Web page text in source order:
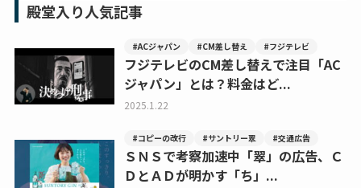
殿堂入り人気記事
#ACジャパン #CM差し替え #フジテレビ
フジテレビのCM差し替えで注目「AC
ジャパン」とは？料金はど...
2025.1.22
#コピーの改行 #サントリー翠 #交通広告
ＳＮＳで考察加速中「翠」の広告、Ｃ
ＤとＡＤが明かす「ち」...